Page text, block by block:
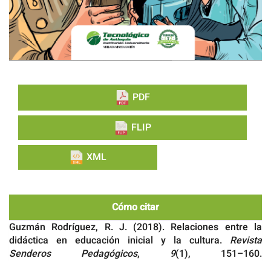
PDF
FLIP
XML
Cómo citar
Guzmán Rodríguez, R. J. (2018). Relaciones entre la
didáctica en educación inicial y la cultura. Revista
Senderos Pedagógicos, 9(1), 151–160.